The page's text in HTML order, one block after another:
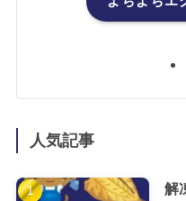
人気記事
解